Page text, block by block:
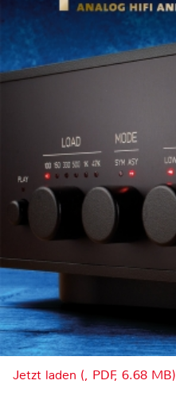
Jetzt laden (, PDF, 6.68 MB)